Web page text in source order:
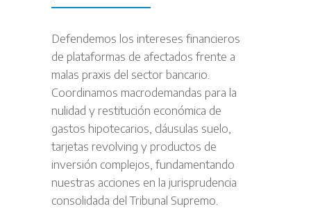
Defendemos los intereses financieros
de plataformas de afectados frente a
malas praxis del sector bancario.
Coordinamos macrodemandas para la
nulidad y restitución económica de
gastos hipotecarios, cláusulas suelo,
tarjetas revolving y productos de
inversión complejos, fundamentando
nuestras acciones en la jurisprudencia
consolidada del Tribunal Supremo.